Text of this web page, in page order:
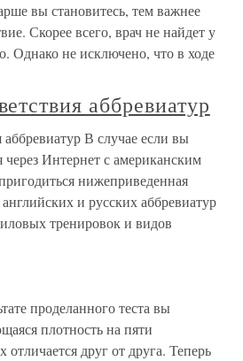
вы становитесь, тем важнее
Скорее всего, врач не найдет у
Однако не исключено, что в ходе
аббревиатур
аббревиатур В случае если вы
через Интернет с американским
нижеприведенная
и русских аббревиатур
тренировок и видов
проделанного теста вы
плотность на пяти
друг от друга. Теперь